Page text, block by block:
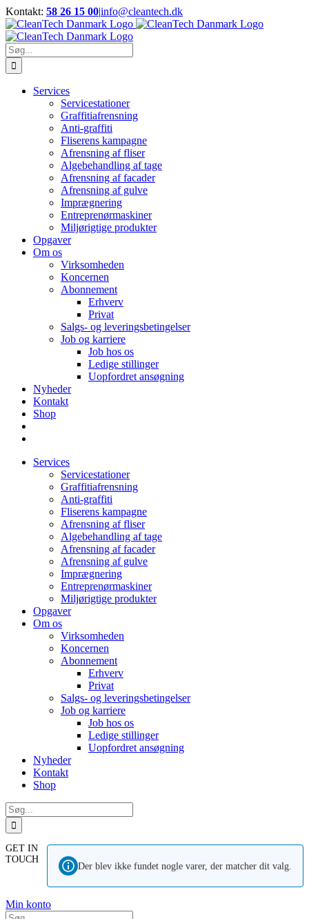
Skip
to
content
Kontakt: 58 26 15 00|info@cleantech.dk
Facebook
LinkedIn
YouTube
Søg
efter:
Services
Servicestationer
Graffitiafrensning
Anti-graffiti
Fliserens kampagne
Afrensning af fliser
Algebehandling af tage
Afrensning af facader
Afrensning af gulve
Imprægnering
Entreprenørmaskiner
Miljørigtige produkter
Opgaver
Om os
Virksomheden
Koncernen
Abonnement
Erhverv
Privat
Salgs- og leveringsbetingelser
Job og karriere
Job hos os
Ledige stillinger
Uopfordret ansøgning
Nyheder
Kontakt
Shop
Services
Servicestationer
Graffitiafrensning
Anti-graffiti
Fliserens kampagne
Afrensning af fliser
Algebehandling af tage
Afrensning af facader
Afrensning af gulve
Imprægnering
Entreprenørmaskiner
Miljørigtige produkter
Opgaver
Om os
Virksomheden
Koncernen
Abonnement
Erhverv
Privat
Salgs- og leveringsbetingelser
Job og karriere
Job hos os
Ledige stillinger
Uopfordret ansøgning
Nyheder
Kontakt
Shop
Søg
efter:
Der blev ikke fundet nogle varer, der matcher dit valg.
Min konto
GET IN
TOUCH